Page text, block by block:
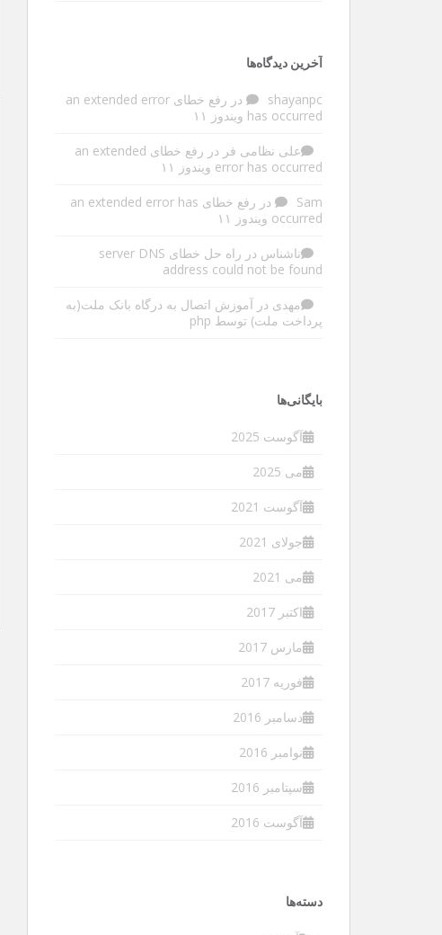
آخرین دیدگاه‌ها
shayanpc در
رفع خطای an extended error
has occurred ویندوز ۱۱
علی نظامی فر در
رفع خطای an extended
error has occurred ویندوز ۱۱
Sam در
رفع خطای an extended error has
occurred ویندوز ۱۱
ناشناس در
راه حل خطای server DNS
address could not be found
مهدی در آموزش اتصال به درگاه بانک ملت(به
پرداخت ملت) توسط php
بایگانی‌ها
آگوست 2025
می 2025
آگوست 2021
جولای 2021
می 2021
اکتبر 2017
مارس 2017
فوریه 2017
دسامبر 2016
نوامبر 2016
سپتامبر 2016
آگوست 2016
دسته‌ها